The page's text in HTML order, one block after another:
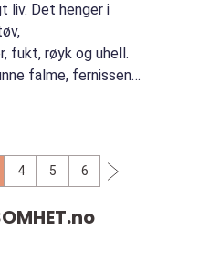
liv. Det henger i
fukt, røyk og uhell.
falme, fernissen
4 5 6
no